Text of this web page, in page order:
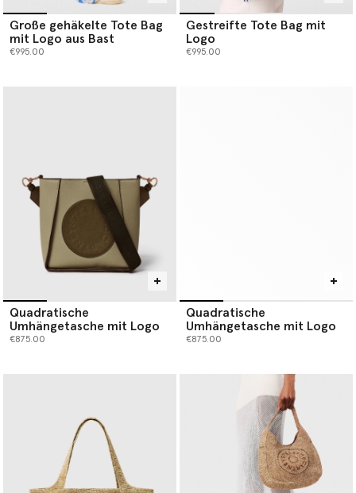
Große gehäkelte Tote Bag
mit Logo aus Bast
€995.00
Gestreifte Tote Bag mit
Logo
€995.00
Quadratische
Umhängetasche mit Logo
€875.00
Quadratische
Umhängetasche mit Logo
€875.00